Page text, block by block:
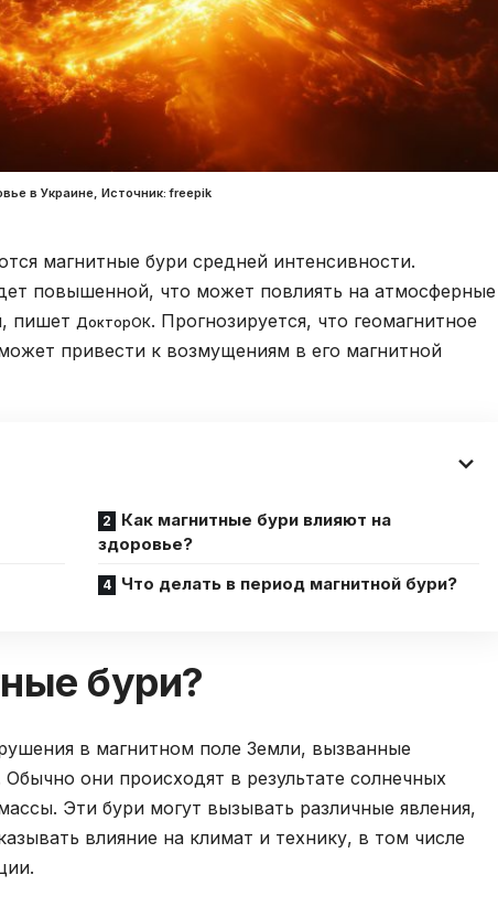
в Украине, Источник: freepik
магнитные бури средней интенсивности.
повышенной, что может повлиять на атмосферные
пишет ДокторОК. Прогнозируется, что геомагнитное
привести к возмущениям в его магнитной
Как магнитные бури влияют на
здоровье?
Что делать в период магнитной бури?
бури?
в магнитном поле Земли, вызванные
они происходят в результате солнечных
Эти бури могут вызывать различные явления,
влияние на климат и технику, в том числе